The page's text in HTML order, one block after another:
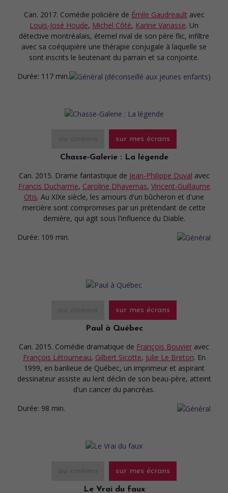
Can. 2017. Comédie policière de Émile Gaudreault avec
Louis-José Houde, Michel Côté, Karine Vanasse. Un
détective montréalais, éternel rival de son père flic, infiltre
avec sa coéquipière une thérapie conjugale à laquelle se
sont inscrits le lieutenant du parrain et sa conjointe.
Durée: 117 min.
sur mes écrans
Chasse-Galerie : La légende
Can. 2015. Drame fantastique de Jean-Philippe Duval avec
Francis Ducharme, Caroline Dhavernas, Vincent-Guillaume
Otis. Au XIXe siècle, les amours d'un bûcheron et d'une
mercière sont compromises par un prétendant de cette
dernière, qui agit sous l'influence du Diable.
Durée: 109 min.
sur mes écrans
Paul à Québec
Can. 2015. Comédie dramatique de François Bouvier avec
François Létourneau, Gilbert Sicotte, Julie Le Breton. En
1999, en banlieue de Québec, un imprimeur et aspirant
dessinateur assiste au lent déclin de son beau-père, atteint
d'un cancer du pancréas.
Durée: 98 min.
sur mes écrans
Le Vrai du faux